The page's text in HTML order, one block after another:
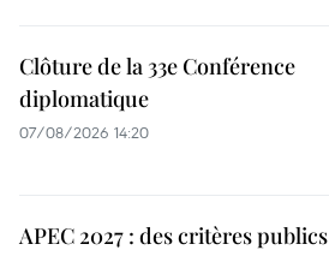
Clôture de la 33e Conférence
diplomatique
07/08/2026 14:20
APEC 2027 : des critères publics